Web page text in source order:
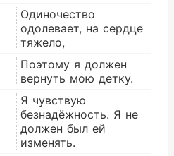
Одиночество
одолевает, на сердце
тяжело,
Поэтому я должен
вернуть мою детку.
Я чувствую
безнадёжность. Я не
должен был ей
изменять.